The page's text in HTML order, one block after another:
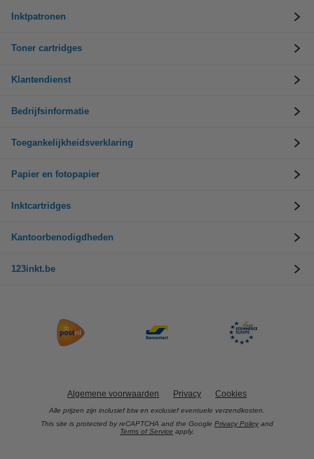
Inktpatronen
Toner cartridges
Klantendienst
Bedrijfsinformatie
Toegankelijkheidsverklaring
Papier en fotopapier
Inktcartridges
Kantoorbenodigdheden
123inkt.be
Algemene voorwaarden Privacy Cookies
Alle prijzen zijn inclusief btw en exclusief eventuele verzendkosten.
This site is protected by reCAPTCHA and the Google Privacy Policy and
Terms of Service apply.